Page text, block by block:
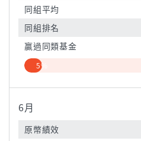
同組平均
同組排名
贏過同類基金
5%
6月
原幣績效